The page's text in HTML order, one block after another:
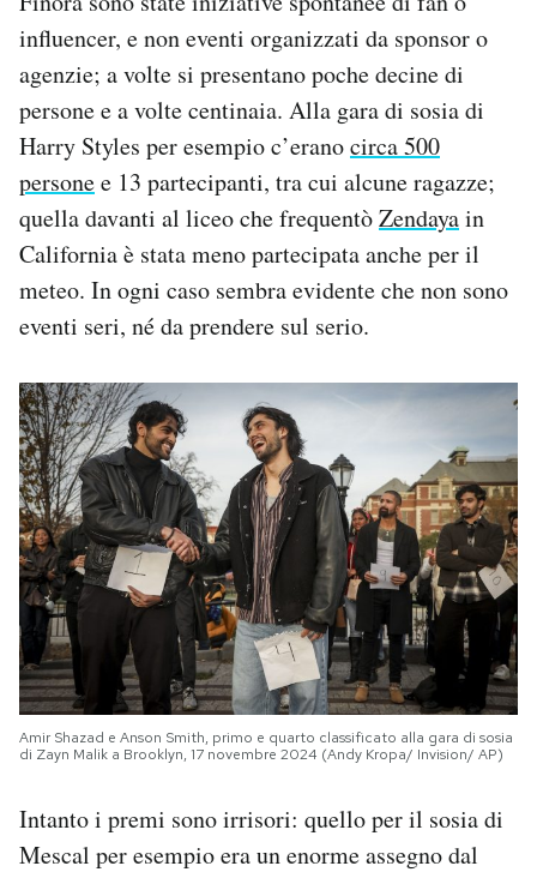
influencer, e non eventi organizzati da sponsor o
agenzie; a volte si presentano poche decine di
persone e a volte centinaia. Alla gara di sosia di
Harry Styles per esempio c’eranocirca 500
personee 13 partecipanti, tra cui alcune ragazze;
quella davanti al liceo che frequentòZendayain
California è stata meno partecipata anche per il
meteo. In ogni caso sembra evidente che non sono
eventi seri, né da prendere sul serio.
Amir Shazad e Anson Smith, primo e quarto classificato alla gara di sosia
di Zayn Malik a Brooklyn, 17 novembre 2024 (Andy Kropa/ Invision/ AP)
Intanto i premi sono irrisori: quello per il sosia di
Mescal per esempio era un enorme assegno dal